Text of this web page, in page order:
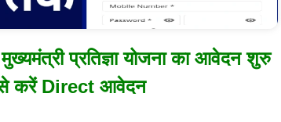
प्रतिज्ञा योजना का आवेदन शुरु
करें Direct आवेदन